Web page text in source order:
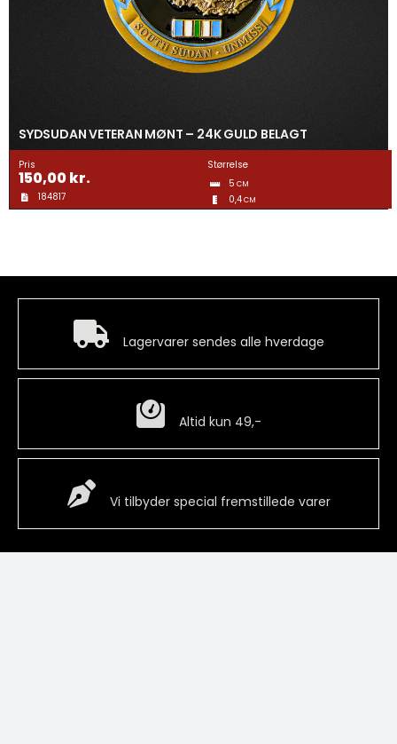
SYDSUDAN VETERAN MØNT – 24K GULD BELAGT
Pris
150,00kr.
184817
Størrelse
5 CM
0,4CM
Lagervarer sendes alle hverdage
Altid kun 49,-
Vi tilbyder special fremstillede varer